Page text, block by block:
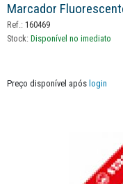
Marcador
Ref.: 160469
Stock: Disponível no imediato
Preço disponível após login